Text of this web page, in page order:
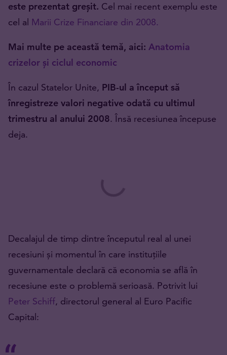
este prezentat greșit. Cel mai recent exemplu este
cel al Marii Crize Financiare din 2008.
Mai multe pe această temă, aici: Anatomia
crizelor și ciclul economic
În cazul Statelor Unite, PIB-ul a început să
înregistreze valori negative odată cu ultimul
trimestru al anului 2008. Însă recesiunea începuse
deja.
Decalajul de timp dintre începutul real al unei
recesiuni și momentul în care instituțiile
guvernamentale declară că economia se află în
recesiune este o problemă serioasă. Potrivit lui
Peter Schiff, directorul general al Euro Pacific
Capital: